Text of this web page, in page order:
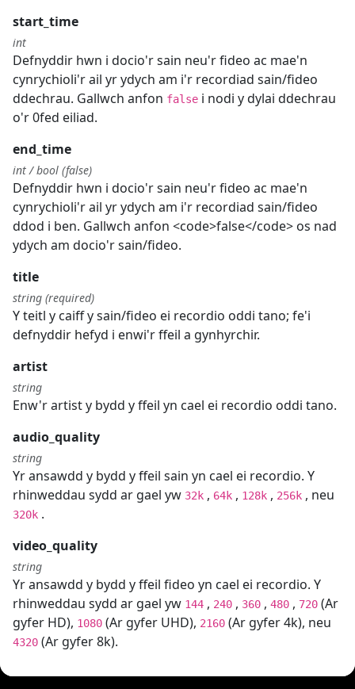
start_time
int
Defnyddir hwn i docio'r sain neu'r fideo ac mae'n
cynrychioli'r ail yr ydych am i'r recordiad sain/fideo
ddechrau. Gallwch anfon false i nodi y dylai ddechrau
o'r 0fed eiliad.
end_time
int / bool (false)
Defnyddir hwn i docio'r sain neu'r fideo ac mae'n
cynrychioli'r ail yr ydych am i'r recordiad sain/fideo
ddod i ben. Gallwch anfon <code>false</code> os nad
ydych am docio'r sain/fideo.
title
string (required)
Y teitl y caiff y sain/fideo ei recordio oddi tano; fe'i
defnyddir hefyd i enwi'r ffeil a gynhyrchir.
artist
string
Enw'r artist y bydd y ffeil yn cael ei recordio oddi tano.
audio_quality
string
Yr ansawdd y bydd y ffeil sain yn cael ei recordio. Y
rhinweddau sydd ar gael yw 32k , 64k , 128k , 256k , neu
320k .
video_quality
string
Yr ansawdd y bydd y ffeil fideo yn cael ei recordio. Y
rhinweddau sydd ar gael yw 144 , 240 , 360 , 480 , 720 (Ar
gyfer HD), 1080 (Ar gyfer UHD), 2160 (Ar gyfer 4k), neu
4320 (Ar gyfer 8k).